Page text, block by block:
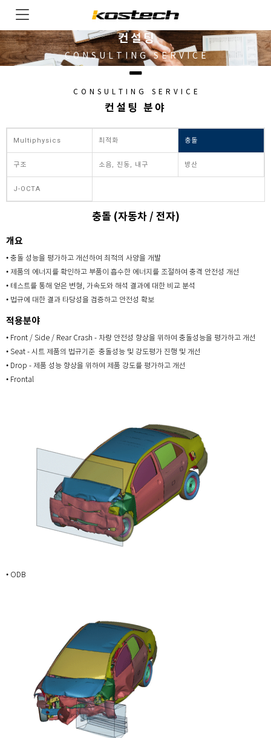
컨설팅
CONSULTING SERVICE
CONSULTING SERVICE
컨설팅 분야
Multiphysics 최적화 충돌
구조 소음, 진동, 내구 방산
J-OCTA
충돌 (자동차 / 전자)
개요
• 충돌 성능을 평가하고 개선하여 최적의 사양을 개발
• 제품의 에너지를 확인하고 부품이 흡수한 에너지를 조절하여 충격 안전성 개선
• 테스트를 통해 얻은 변형, 가속도와 해석 결과에 대한 비교 분석
• 법규에 대한 결과 타당성을 검증하고 안전성 확보
적용분야
• Front / Side / Rear Crash - 차량 안전성 향상을 위하여 충돌성능을 평가하고 개선
• Seat - 시트 제품의 법규기준 충돌성능 및 강도평가 진행 및 개선
• Drop - 제품 성능 향상을 위하여 제품 강도를 평가하고 개선
• Frontal
• ODB